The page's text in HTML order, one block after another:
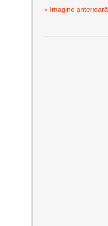
« Imagine anterioară